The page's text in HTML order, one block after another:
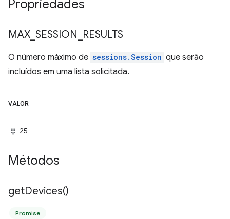
Propriedades
MAX SESSION RESULTS
O número máximo de sessions.Session que serão
incluídos em uma lista solicitada.
VALOR
25
Métodos
getDevices()
Promise